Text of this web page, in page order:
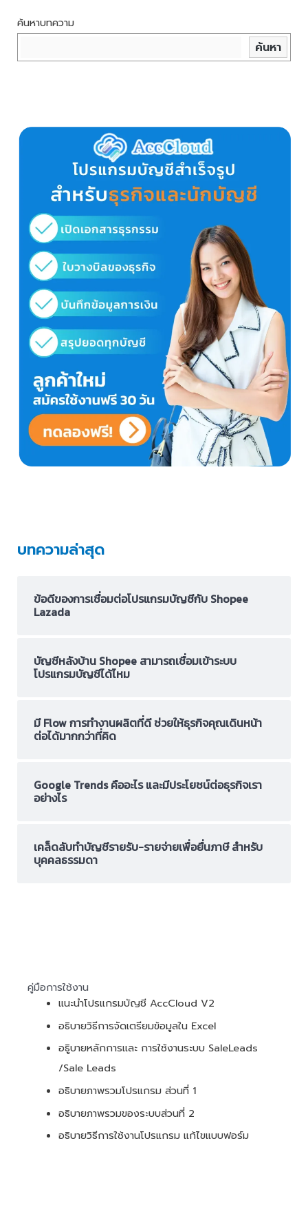
ค้นหาบทความ
ค้นหา
บทความล่าสุด
ข้อดีของการเชื่อมต่อโปรแกรมบัญชีกับ Shopee
Lazada
บัญชีหลังบ้าน Shopee สามารถเชื่อมเข้าระบบ
โปรแกรมบัญชีได้ไหม
มี Flow การทำงานผลิตที่ดี ช่วยให้ธุรกิจคุณเดินหน้า
ต่อได้มากกว่าที่คิด
Google Trends คืออะไร และมีประโยชน์ต่อธุรกิจเรา
อย่างไร
เคล็ดลับทำบัญชีรายรับ-รายจ่ายเพื่อยื่นภาษี สำหรับ
บุคคลธรรมดา
คู่มือการใช้งาน
แนะนำโปรแกรมบัญชี AccCloud V2
อธิบายวิธีการจัดเตรียมข้อมูลใน Excel
อธูิบายหลักการและ การใช้งานระบบ SaleLeads
/Sale Leads
อธิบายภาพรวมโปรแกรม ส่วนที่ 1
อธิบายภาพรวมของระบบส่วนที่ 2
อธิบายวิธีการใช้งานโปรแกรม แก้ไขแบบฟอร์ม